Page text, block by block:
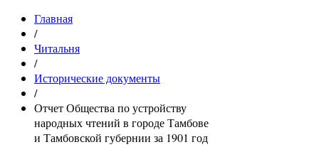
Главная
/
Читальня
/
Исторические документы
/
Отчет Общества по устройству
народных чтений в городе Тамбове
и Тамбовской губернии за 1901 год